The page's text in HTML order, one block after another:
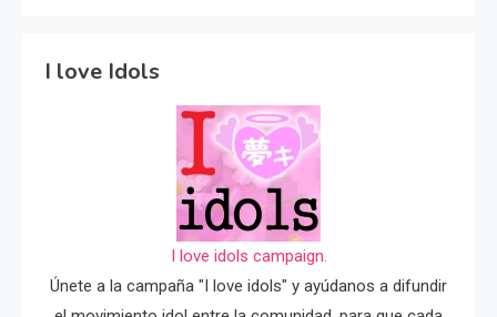
I love Idols
I love idols campaign.
Únete a la campaña "I love idols" y ayúdanos a difundir